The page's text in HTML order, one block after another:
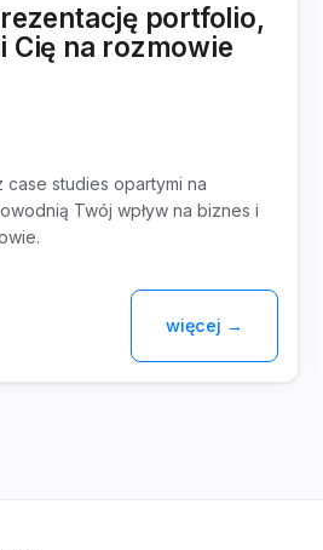
portfolio,
Cię na rozmowie
studies opartymi na
Twój wpływ na biznes i
więcej →